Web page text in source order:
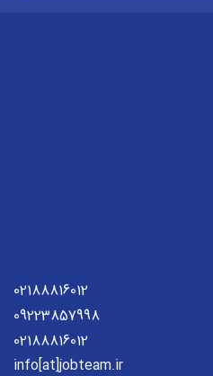
02188816012
09223857998
02188816012
info[at]jobteam.ir